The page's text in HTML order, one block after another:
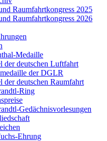
Raumfahrtkongress 2025
Raumfahrtkongress 2026
Medaille
der deutschen Luftfahrt
der DGLR
der deutschen Raumfahrt
Ring
Gedächnisvorlesungen
Ehrung